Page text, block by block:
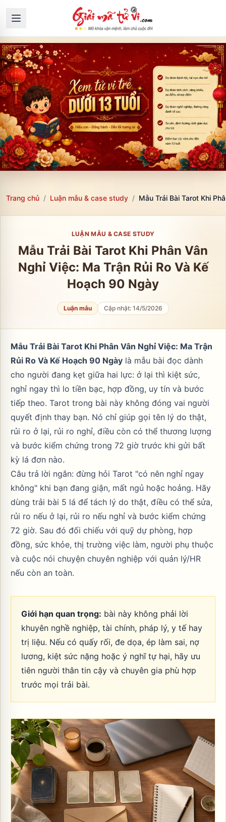
Trang chủ / Luận mẫu & case study / Mẫu Trải Bài Tarot Khi
LUẬN MẪU & CASE STUDY
Mẫu Trải Bài Tarot Khi Phân Vân
Nghỉ Việc: Ma Trận Rủi Ro Và Kế
Hoạch 90 Ngày
Luận mẫu Cập nhật: 14/5/2026
Mẫu Trải Bài Tarot Khi Phân Vân Nghỉ Việc: Ma Trận
Rủi Ro Và Kế Hoạch 90 Ngày là mẫu bài đọc dành
cho người đang kẹt giữa hai lực: ở lại thì kiệt sức,
nghỉ ngay thì lo tiền bạc, hợp đồng, uy tín và bước
tiếp theo. Tarot trong bài này không đóng vai người
quyết định thay bạn. Nó chỉ giúp gọi tên lý do thật,
rủi ro ở lại, rủi ro nghỉ, điều còn có thể thương lượng
và bước kiểm chứng trong 72 giờ trước khi gửi bất
kỳ lá đơn nào.
Câu trả lời ngắn: đừng hỏi Tarot "có nên nghỉ ngay
không" khi bạn đang giận, mất ngủ hoặc hoảng. Hãy
dùng trải bài 5 lá để tách lý do thật, điều có thể sửa,
rủi ro nếu ở lại, rủi ro nếu nghỉ và bước kiểm chứng
72 giờ. Sau đó đối chiếu với quỹ dự phòng, hợp
đồng, sức khỏe, thị trường việc làm, người phụ thuộc
và cuộc nói chuyện chuyên nghiệp với quản lý/HR
nếu còn an toàn.
Giới hạn quan trọng: bài này không phải lời
khuyên nghề nghiệp, tài chính, pháp lý, y tế hay
trị liệu. Nếu có quấy rối, đe dọa, ép làm sai, nợ
lương, kiệt sức nặng hoặc ý nghĩ tự hại, hãy ưu
tiên người thân tin cậy và chuyên gia phù hợp
trước mọi trải bài.